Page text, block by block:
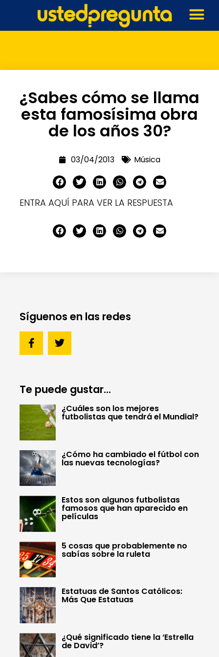
¿Sabes cómo se llama
esta famosísima obra
de los años 30?
03/04/2013 Música
ENTRA AQUÍ PARA VER LA RESPUESTA
Síguenos en las redes
Te puede gustar...
¿Cuáles son los mejores
futbolistas que tendrá el Mundial?
¿Cómo ha cambiado el fútbol con
las nuevas tecnologías?
Estos son algunos futbolistas
famosos que han aparecido en
películas
5 cosas que probablemente no
sabías sobre la ruleta
Estatuas de Santos Católicos:
Más Que Estatuas
¿Qué significado tiene la ‘Estrella
de David’?